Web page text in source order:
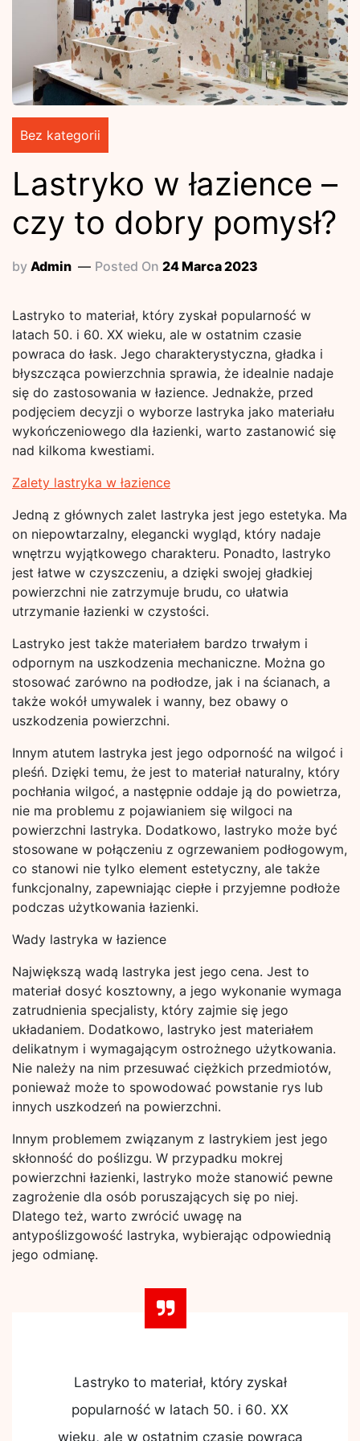
Bez kategorii
Lastryko w łazience –
czy to dobry pomysł?
by Admin Posted On 24 Marca 2023
Lastryko to materiał, który zyskał popularność w
latach 50. i 60. XX wieku, ale w ostatnim czasie
powraca do łask. Jego charakterystyczna, gładka i
błyszcząca powierzchnia sprawia, że idealnie nadaje
się do zastosowania w łazience. Jednakże, przed
podjęciem decyzji o wyborze lastryka jako materiału
wykończeniowego dla łazienki, warto zastanowić się
nad kilkoma kwestiami.
Zalety lastryka w łazience
Jedną z głównych zalet lastryka jest jego estetyka. Ma
on niepowtarzalny, elegancki wygląd, który nadaje
wnętrzu wyjątkowego charakteru. Ponadto, lastryko
jest łatwe w czyszczeniu, a dzięki swojej gładkiej
powierzchni nie zatrzymuje brudu, co ułatwia
utrzymanie łazienki w czystości.
Lastryko jest także materiałem bardzo trwałym i
odpornym na uszkodzenia mechaniczne. Można go
stosować zarówno na podłodze, jak i na ścianach, a
także wokół umywalek i wanny, bez obawy o
uszkodzenia powierzchni.
Innym atutem lastryka jest jego odporność na wilgoć i
pleśń. Dzięki temu, że jest to materiał naturalny, który
pochłania wilgoć, a następnie oddaje ją do powietrza,
nie ma problemu z pojawianiem się wilgoci na
powierzchni lastryka. Dodatkowo, lastryko może być
stosowane w połączeniu z ogrzewaniem podłogowym,
co stanowi nie tylko element estetyczny, ale także
funkcjonalny, zapewniając ciepłe i przyjemne podłoże
podczas użytkowania łazienki.
Wady lastryka w łazience
Największą wadą lastryka jest jego cena. Jest to
materiał dosyć kosztowny, a jego wykonanie wymaga
zatrudnienia specjalisty, który zajmie się jego
układaniem. Dodatkowo, lastryko jest materiałem
delikatnym i wymagającym ostrożnego użytkowania.
Nie należy na nim przesuwać ciężkich przedmiotów,
ponieważ może to spowodować powstanie rys lub
innych uszkodzeń na powierzchni.
Innym problemem związanym z lastrykiem jest jego
skłonność do poślizgu. W przypadku mokrej
powierzchni łazienki, lastryko może stanowić pewne
zagrożenie dla osób poruszających się po niej.
Dlatego też, warto zwrócić uwagę na
antypoślizgowość lastryka, wybierając odpowiednią
jego odmianę.
Lastryko to materiał, który zyskał
popularność w latach 50. i 60. XX
wieku, ale w ostatnim czasie powraca